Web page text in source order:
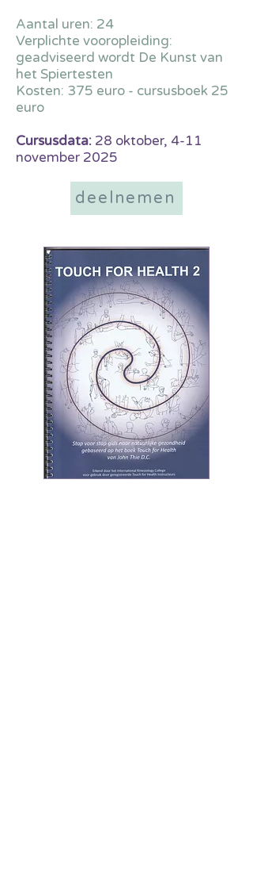
Aantal uren: 24
Verplichte vooropleiding:
geadviseerd wordt De Kunst van
het Spiertesten
Kosten: 375 euro - cursusboek 25
euro
Cursusdata: 28 oktober, 4-11
november 2025
deelnemen